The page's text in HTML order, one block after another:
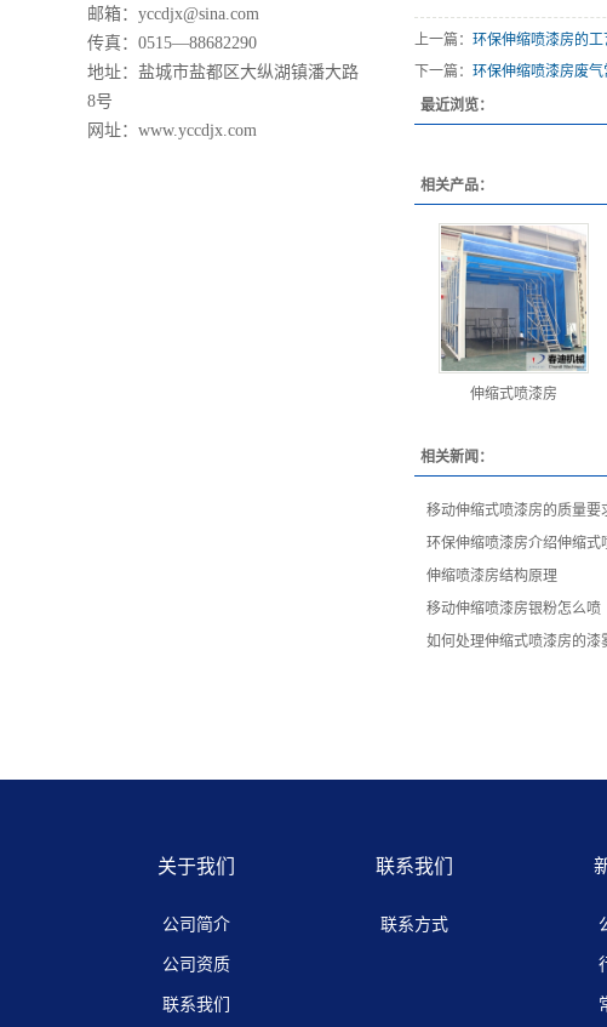
邮箱：yccdjx@sina.com
传真：0515—88682290
地址：盐城市盐都区大纵湖镇潘大路
8号
网址：www.yccdjx.com
上一篇： 环保伸缩喷漆房的工
下一篇： 环保伸缩喷漆房废
最近浏览：
相关产品：
伸缩式喷漆房
相关新闻：
移动伸缩式喷漆房的质量要
环保伸缩喷漆房介绍伸缩式
伸缩喷漆房结构原理
移动伸缩喷漆房银粉怎么喷
如何处理伸缩式喷漆房的漆
关于我们
公司简介
公司资质
联系我们
联系我们
联系方式